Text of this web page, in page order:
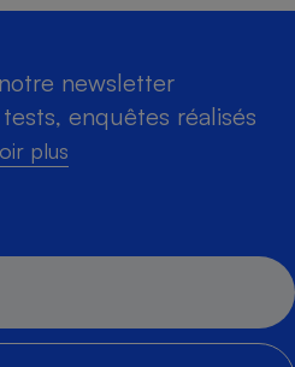
newsletter
enquêtes réalisés
plus